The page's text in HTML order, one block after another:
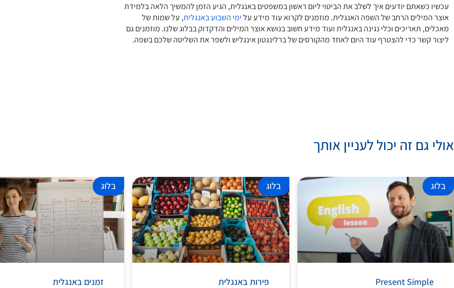
גבוהה
עכשיו כשאתם יודעים איך לשלב את הביטוי ליום ראשון במשפטים באנגלית, הגיע הזמן להמשיך הלאה בלמידת
אוצר המילים הרחב של השפה האנגלית. מוזמנים לקרוא עוד מידע עלימי השבוע באנגלית, על שמות של
מאכלים, תאריכים וכלי נגינה באנגלית ועוד מידע חשוב בנושא אוצר המילים והדקדוק בבלוג שלנו. מוזמנים גם
ליצור קשר כדי להצטרף עוד היום לאחד מהקורסים של ברלינגטון אינגליש ולשפר את השליטה שלכם בשפה.
אולי גם זה יכול לעניין אותך
בלוג
Present Simple
בלוג
פירות באנגלית
בלוג
זמנים באנגלית